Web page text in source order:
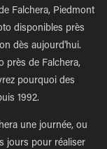
Falchera, Piedmont
disponibles près
dès aujourd'hui.
près de Falchera,
pourquoi des
1992.
une journée, ou
jours pour réaliser